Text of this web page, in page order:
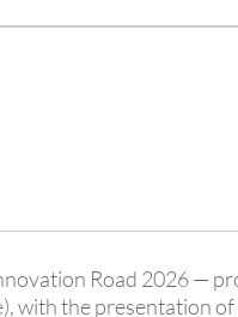
Road 2026 —
with the presentation